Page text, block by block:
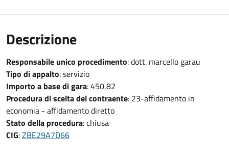
Descrizione
Responsabile unico procedimento: dott. marcello garau
Tipo di appalto: servizio
Importo a base di gara: 450,82
Procedura di scelta del contraente: 23-affidamento in
economia - affidamento diretto
Stato della procedura: chiusa
CIG:ZBE29A7D66